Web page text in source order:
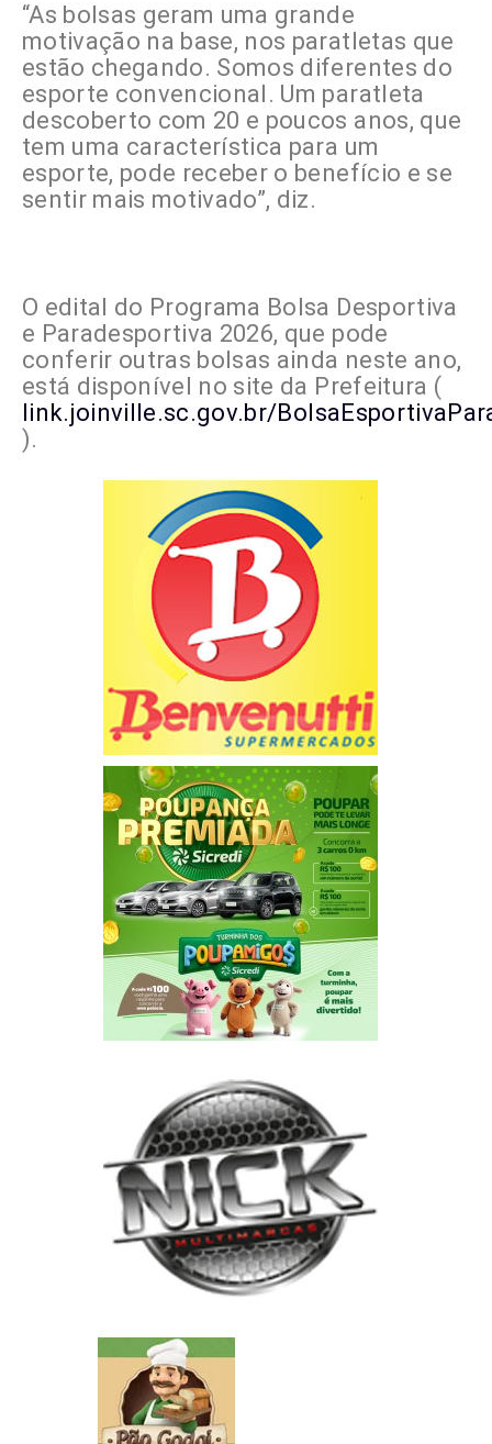
“As bolsas geram uma grande
motivação na base, nos paratletas que
estão chegando. Somos diferentes do
esporte convencional. Um paratleta
descoberto com 20 e poucos anos, que
tem uma característica para um
esporte, pode receber o benefício e se
sentir mais motivado”, diz.
O edital do Programa Bolsa Desportiva
e Paradesportiva 2026, que pode
conferir outras bolsas ainda neste ano,
está disponível no site da Prefeitura (
link.joinville.sc.gov.br/
).